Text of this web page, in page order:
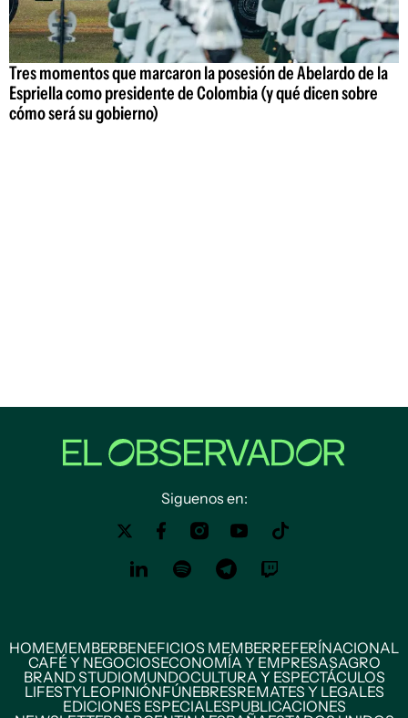
Tres momentos que marcaron la posesión de Abelardo de la
Espriella como presidente de Colombia (y qué dicen sobre
cómo será su gobierno)
Siguenos en:
HOMEMEMBERBENEFICIOS MEMBERREFERÍNACIONAL
CAFÉ Y NEGOCIOSECONOMÍA Y EMPRESASAGRO
BRAND STUDIOMUNDOCULTURA Y ESPECTÁCULOS
LIFESTYLEOPINIÓNFÚNEBRESREMATES Y LEGALES
EDICIONES ESPECIALESPUBLICACIONES